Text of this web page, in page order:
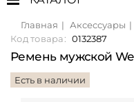
Главная Аксессуары
Код товара: 0132387
Ремень мужской
Есть в наличии